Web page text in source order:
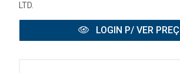
LTD.
LOGIN P/ VER